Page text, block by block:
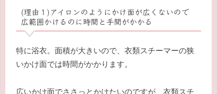
(理由１)アイロンのようにかけ面が広くないので
広範囲かけるのに時間と手間がかかる
特に浴衣。面積が大きいので、衣類スチーマーの狭
いかけ面では時間がかかります。
広いかけ面でささっとかけたいのですが、衣類スチ